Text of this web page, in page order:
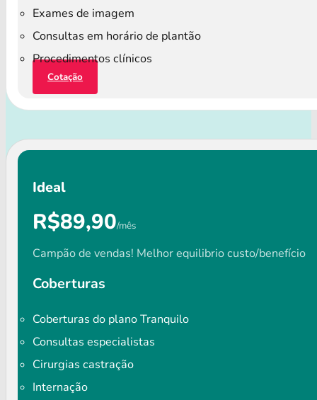
Exames de imagem
Consultas em horário de plantão
Procedimentos clínicos
Cotação
Ideal
R$89,90/mês
Campão de vendas! Melhor equilibrio custo/benefício
Coberturas
Coberturas do plano Tranquilo
Consultas especialistas
Cirurgias castração
Internação